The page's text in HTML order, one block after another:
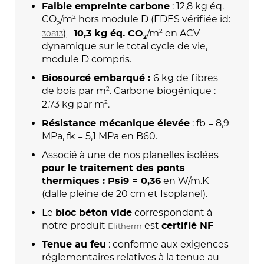
Faible empreinte carbone : 12,8 kg éq.
CO2/m2 hors module D (FDES vérifiée id:
30813)– 10,3 kg éq. CO2/m2 en ACV
dynamique sur le total cycle de vie,
module D compris.
Biosourcé embarqué :6 kg de fibres
de bois par m2. Carbone biogénique :
2,73 kg par m2.
Résistance mécanique élevée : fb = 8,9
MPa, fk = 5,1 MPa en B60.
Associé à une de nos planelles isolées
pour le traitement des ponts
thermiques : Psi9 = 0,36 en W/m.K
(dalle pleine de 20 cm et Isoplanel).
Le bloc béton vide correspondant à
notre produit Elitherm estcertifié NF
Tenue au feu : conforme aux exigences
réglementaires relatives à la tenue au